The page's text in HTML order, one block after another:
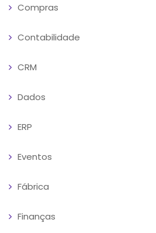
Compras
Contabilidade
CRM
Dados
ERP
Eventos
Fábrica
Finanças